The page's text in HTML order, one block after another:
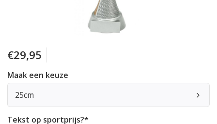
€29,95
Maak een keuze
25cm
Tekst op sportprijs?*